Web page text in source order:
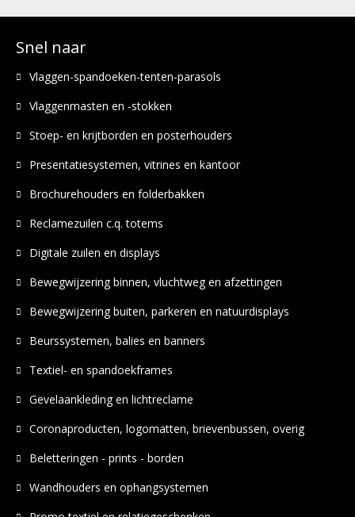
Snel naar
Vlaggen-spandoeken-tenten-parasols
Vlaggenmasten en -stokken
Stoep- en krijtborden en posterhouders
Presentatiesystemen, vitrines en kantoor
Brochurehouders en folderbakken
Reclamezuilen c.q. totems
Digitale zuilen en displays
Bewegwijzering binnen, vluchtweg en afzettingen
Bewegwijzering buiten, parkeren en natuurdisplays
Beurssystemen, balies en banners
Textiel- en spandoekframes
Gevelaankleding en lichtreclame
Coronaproducten, logomatten, brievenbussen, overig
Beletteringen - prints - borden
Wandhouders en ophangsystemen